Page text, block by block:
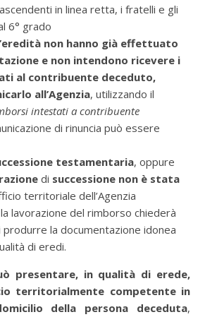
in linea retta, i fratelli e gli
6° grado
non hanno già effettuato
e non intendono ricevere i
al contribuente deceduto,
all’Agenzia, utilizzando il
intestati a contribuente
di rinuncia può essere
testamentaria, oppure
di successione non è stata
territoriale dell’Agenzia
lavorazione del rimborso chiederà
la documentazione idonea
di eredi.
presentare, in qualità di erede,
territorialmente competente in
della persona deceduta,